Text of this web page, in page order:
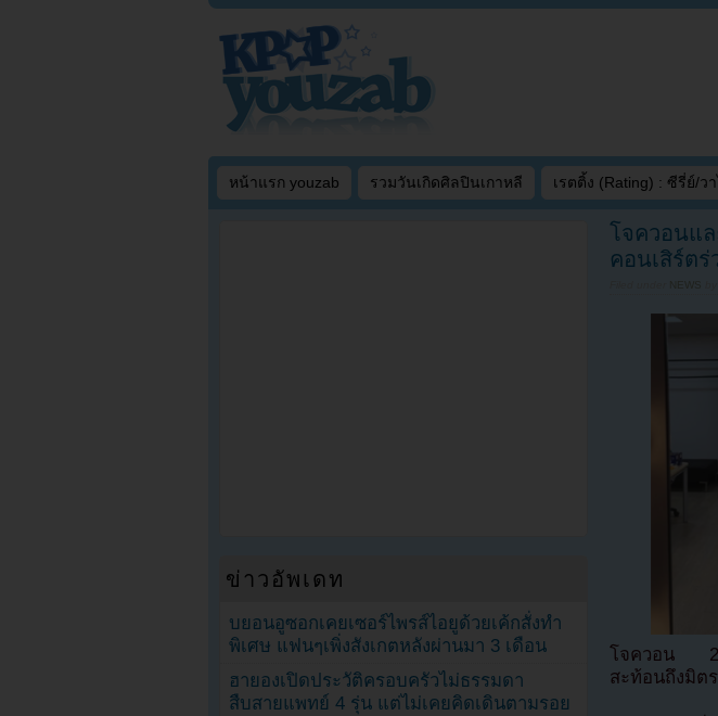
หน้าแรก youzab รวมวันเกิดศิลปินเกาหลี เรตติ้ง (Rating) : ซีรี่ย์/ว
โจควอนแ
คอนเสิร์ตร่
NEWS
โจควอน
สะท้อนถึงมิต
ข่าวอัพเดท
บยอนอูซอกเคยเซอร์ไพรส์ไอยูด้วยเค้กสั่งทำ
พิเศษ แฟนๆเพิ่งสังเกตหลังผ่านมา 3 เดือน
ฮายองเปิดประวัติครอบครัวไม่ธรรมดา
สืบสายแพทย์ 4 รุ่น แต่ไม่เคยคิดเดินตามรอย